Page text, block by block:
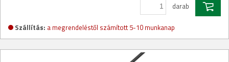
darab
Szállítás: a megrendeléstől számított 5-10 munkanap